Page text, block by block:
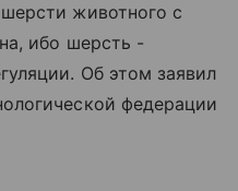
животного с
ибо шерсть -
Об этом заявил
федерации